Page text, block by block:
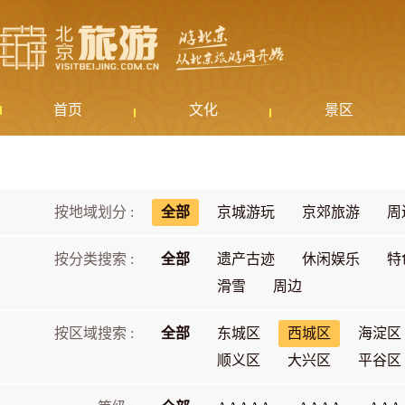
首页 文化 景区
按地域划分 : 全部 京城游玩 京郊旅游 周
按分类搜索 : 全部 遗产古迹 休闲娱乐
特
滑雪
周边
按区域搜索 : 全部 东城区 西城区
海淀区
顺义区
大兴区 平谷区